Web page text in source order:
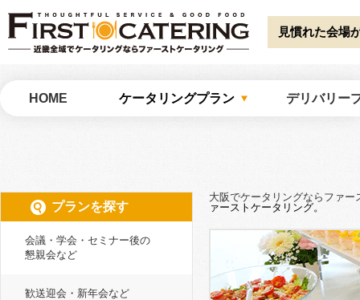
Warning : Undefined array key "HTTP_ACCEPT_LANGUAGE" in/home/
catering/common/meta.php on line51 見慣れた会場
HOME ケータリングプラン デリバリー
大阪でケータリングならファー
ァーストケータリング。
プランを探す
会議・学会・セミナー後の
懇親会など
歓送迎会・新年会など